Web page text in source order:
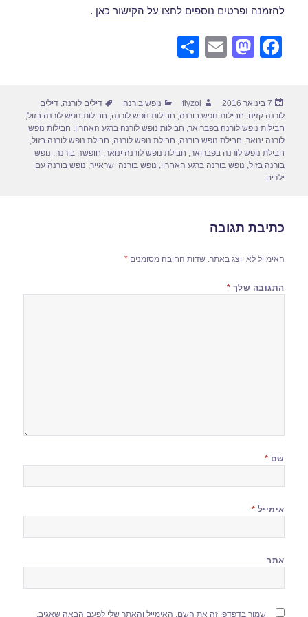
להזמנה ופרטים נוספים לחצו על הקישור כאן .
F
e
b
o
M
o
d
o
E
e
פורסם
בתאריך
7 בינואר 2016 מחבר
flyzol קטגוריות
נופש בורנה תגיות
דילים לורנה,דילים
לורנה קזינו, חבילות נופש בורנה, חבילות נופש לורנה, חבילות נופש לורנה בזול,
חבילות נופש לורנה בפברואר, חבילות נופש לורנה ברגע האחרון, חבילות נופש
לורנה ינואר, חבילת נופש בורנה, חבילת נופש לורנה, חבילת נופש לורנה בזול,
חבילת נופש לורנה בפברואר, חבילת נופש לורנה ינואר, חופשה בורנה, נופש
בורנה בזול, נופש בורנה ברגע האחרון, נופש בורנה ישראייר, נופש בורנה עם
ילדים
כתיבת תגובה
האימייל לא יוצג באתר. שדות החובה מסומנים*
התגובה שלך *
שם *
אימייל *
אתר
שמור בדפדפן זה את השם, האימייל והאתר שלי לפעם הבאה שאגיב.